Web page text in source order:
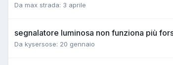
Da max strada: 3 aprile
segnalatore luminosa non funziona più
Da kysersose: 20 gennaio